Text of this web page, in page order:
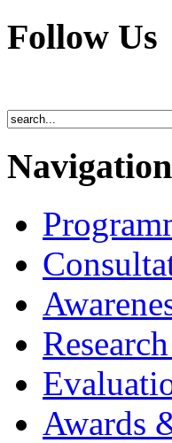
Follow Us
Navigation
Awards